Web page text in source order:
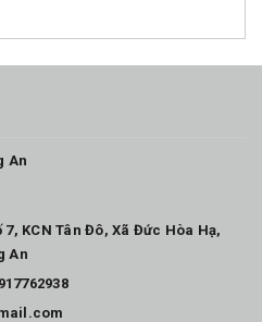
An
KCN Tân Đô, Xã Đức Hòa Hạ,
An